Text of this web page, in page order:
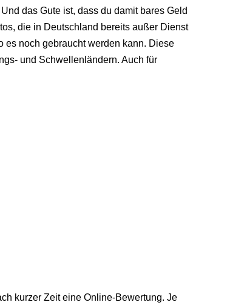
das Gute ist, dass du damit bares Geld
die in Deutschland bereits außer Dienst
es noch gebraucht werden kann. Diese
und Schwellenländern. Auch für
kurzer Zeit eine Online-Bewertung. Je